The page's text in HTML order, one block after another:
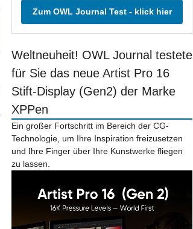
Zum OWL Journal Test - klick hier
Weltneuheit! OWL Journal testete
für Sie das neue Artist Pro 16
Stift-Display (Gen2) der Marke
XPPen
Ein großer Fortschritt im Bereich der CG-
Technologie, um Ihre Inspiration freizusetzen
und Ihre Finger über Ihre Kunstwerke fliegen
zu lassen.